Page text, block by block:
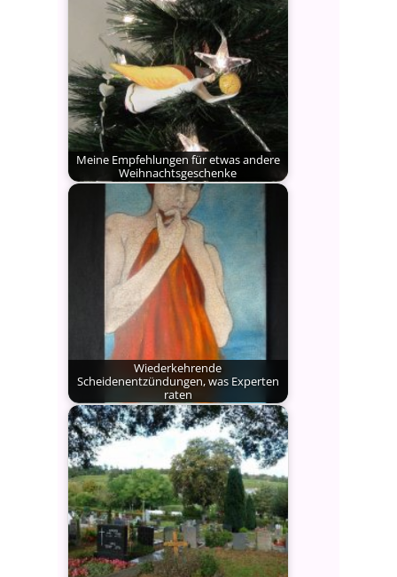
Scheideninfektionen oder Krebs,
aber auch…
Meine Empfehlungen für etwas andere
Weihnachtsgeschenke
Wie in jedem Jahr möchte ich Ihnen
auch in diesem…
Wiederkehrende
Scheidenentzündungen, was Experten
raten
Scheidenentzündungen stellen für
uns Frauen in jedem Lebensalter ein
oft…